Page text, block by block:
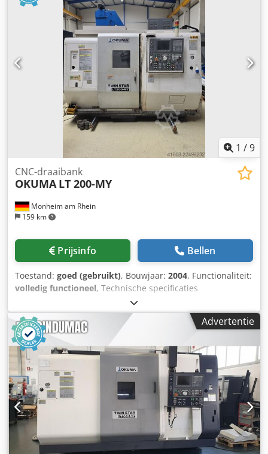
1 /9
Monheim am Rhein
159 km
CNC-draaibank
OKUMA LT 200-MY
Prijsinfo Bellen
Toestand: goed (gebruikt), Bouwjaar: 2004, Functionaliteit:
volledig functioneel, Technische specificaties
Draaiddiameter 210 mm Draailengte 700 mm Besturing
Okuma OSP-E 100 L Totale vermogensbehoefte 35,7 kVA
Machinegewicht ca. 7,1 t Benodigde ruimte ca. 2660 x 2000
x 2330* mm Aanvullende informatie CNC draai- en
freescentrum met C-as en Y-as, 2 revolverkoppen en een
tegenas. De machine wordt gedeeltelijk gereviseerd
verkocht. CNC-besturing Okuma OSP-E 100 L Maximale
draaidiameter 210 mm Draaiddiameter over bed 400 mm
Afstand tussen de spindelcentra 960 mm Hoofdspindel:
Spindeldoorlaat 53 mm Toerentalbereik 50 tot 6000
omw/min. Motorvermogen 11/7,5 kW Tegenspindel:
Spindelopname JIS A2-6 Toerentalbereik 38 tot 5000
omw/min. Motorvermogen 11/7,5 kW Djdszru Ukopfx
Advertentie